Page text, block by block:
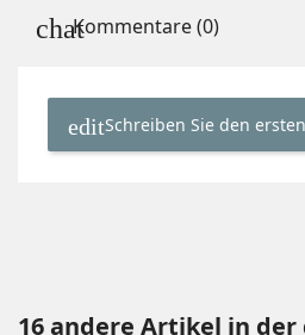
Kommentare (0)
Schreiben Sie den
16 andere Artikel in der